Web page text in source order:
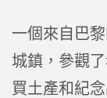
一個來自巴
城鎮，參觀
買土產和紀念